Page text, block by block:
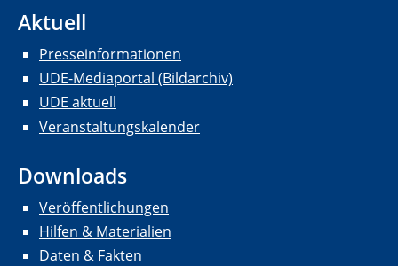
Aktuell
Presseinformationen
UDE-Mediaportal (Bildarchiv)
UDE aktuell
Veranstaltungskalender
Downloads
Veröffentlichungen
Hilfen & Materialien
Daten & Fakten